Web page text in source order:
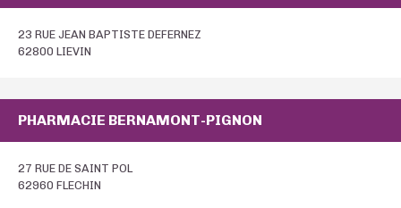
23 RUE JEAN BAPTISTE DEFERNEZ
62800 LIEVIN
PHARMACIE BERNAMONT-PIGNON
27 RUE DE SAINT POL
62960 FLECHIN